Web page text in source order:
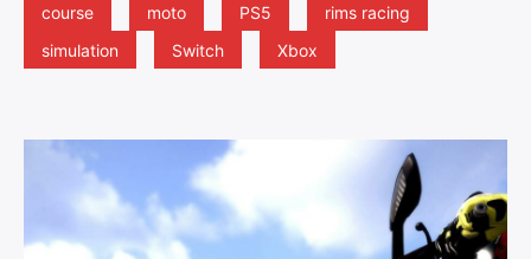
course moto PS5
rims racing
simulation
Switch Xbox